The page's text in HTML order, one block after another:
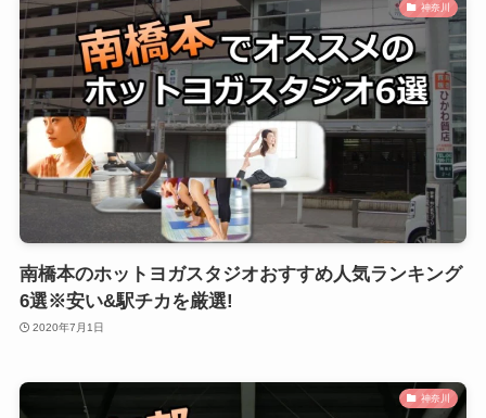
神奈川
南橋本のホットヨガスタジオおすすめ人気ランキング
6選※安い&駅チカを厳選!
2020年7月1日
神奈川